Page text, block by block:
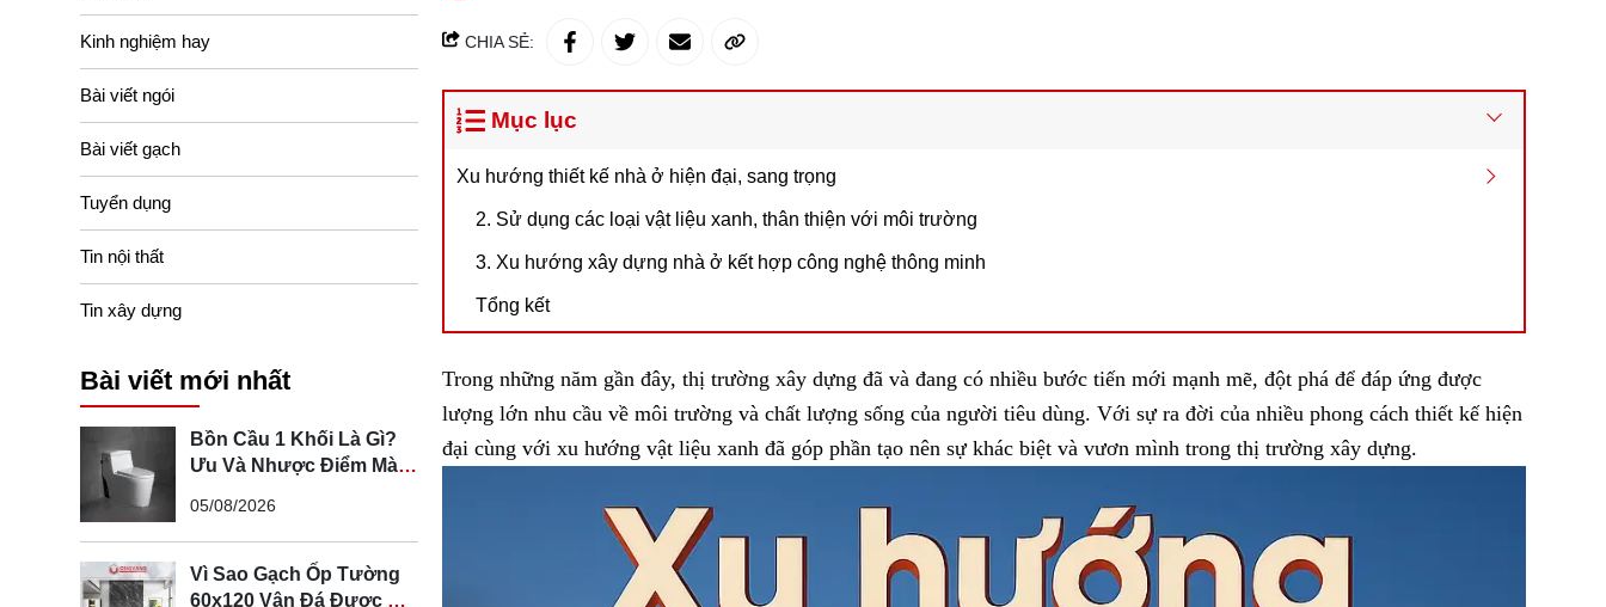
Kinh nghiệm hay
Bài viết ngói
Bài viết gạch
Tuyển dụng
Tin nội thất
Tin xây dựng
Bài viết mới nhất
Bồn Cầu 1 Khối Là Gì?
Ưu Và Nhược Điểm Mà
05/08/2026
Vì Sao Gạch Ốp Tường
60x120 Vân Đá Được Ưa
CHIA SẺ:
Mục lục
Xu hướng thiết kế nhà ở hiện đại, sang trọng
2. Sử dụng các loại vật liệu xanh, thân thiện với môi trường
3. Xu hướng xây dựng nhà ở kết hợp công nghệ thông minh
Tổng kết
Trong những năm gần đây, thị trường xây dựng đã và đang có nhiều bước tiến mới mạnh mẽ, đột phá để đáp ứng được
lượng lớn nhu cầu về môi trường và chất lượng sống của người tiêu dùng. Với sự ra đời của nhiều phong cách thiết kế hiện
đại cùng với xu hướng vật liệu xanh đã góp phần tạo nên sự khác biệt và vươn mình trong thị trường xây dựng.